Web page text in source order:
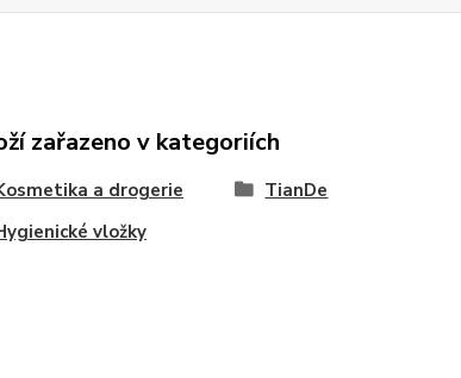
zařazeno v kategoriích
a drogerie TianDe
vložky